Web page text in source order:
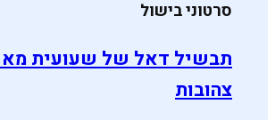
סרטוני בישול
תבשיל דאל של שעועית
צהובות